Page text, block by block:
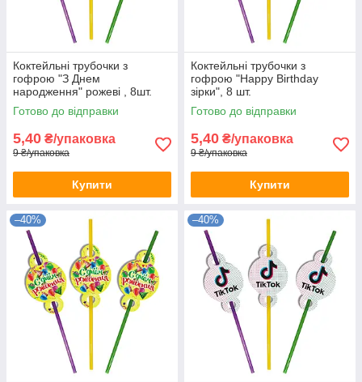
Коктейльні трубочки з
гофрою "З Днем
народження" рожеві , 8шт.
Готово до відправки
5,40 ₴/упаковка
9 ₴/упаковка
Купити
Коктейльні трубочки з
гофрою "Happy Birthday
зірки", 8 шт.
Готово до відправки
5,40 ₴/упаковка
9 ₴/упаковка
Купити
–40% –40%